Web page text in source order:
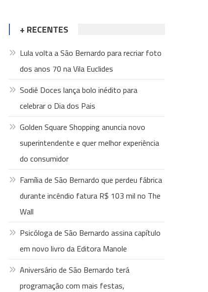
+ RECENTES
Lula volta a São Bernardo para recriar foto
dos anos 70 na Vila Euclides
Sodiê Doces lança bolo inédito para
celebrar o Dia dos Pais
Golden Square Shopping anuncia novo
superintendente e quer melhor experiência
do consumidor
Família de São Bernardo que perdeu fábrica
durante incêndio fatura R$ 103 mil no The
Wall
Psicóloga de São Bernardo assina capítulo
em novo livro da Editora Manole
Aniversário de São Bernardo terá
programação com mais festas,